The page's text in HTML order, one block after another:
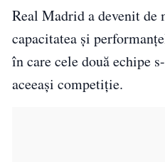
Real Madrid a devenit de
capacitatea și
în care cele două echipe
aceeași competiție.